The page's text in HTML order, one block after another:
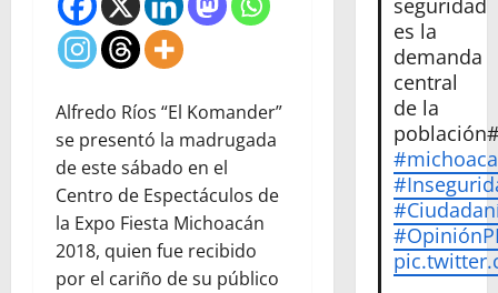
Alfredo Ríos “El Komander”
se presentó la madrugada
de este sábado en el
Centro de Espectáculos de
la Expo Fiesta Michoacán
2018, quien fue recibido
por el cariño de su público
seguridad
es la
demanda
central
de la